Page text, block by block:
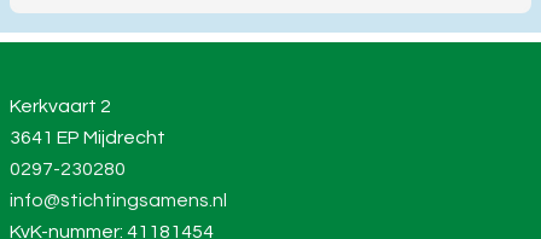
Kerkvaart 2
3641 EP Mijdrecht
0297-230280
info@stichtingsamens.nl
KvK-nummer: 41181454